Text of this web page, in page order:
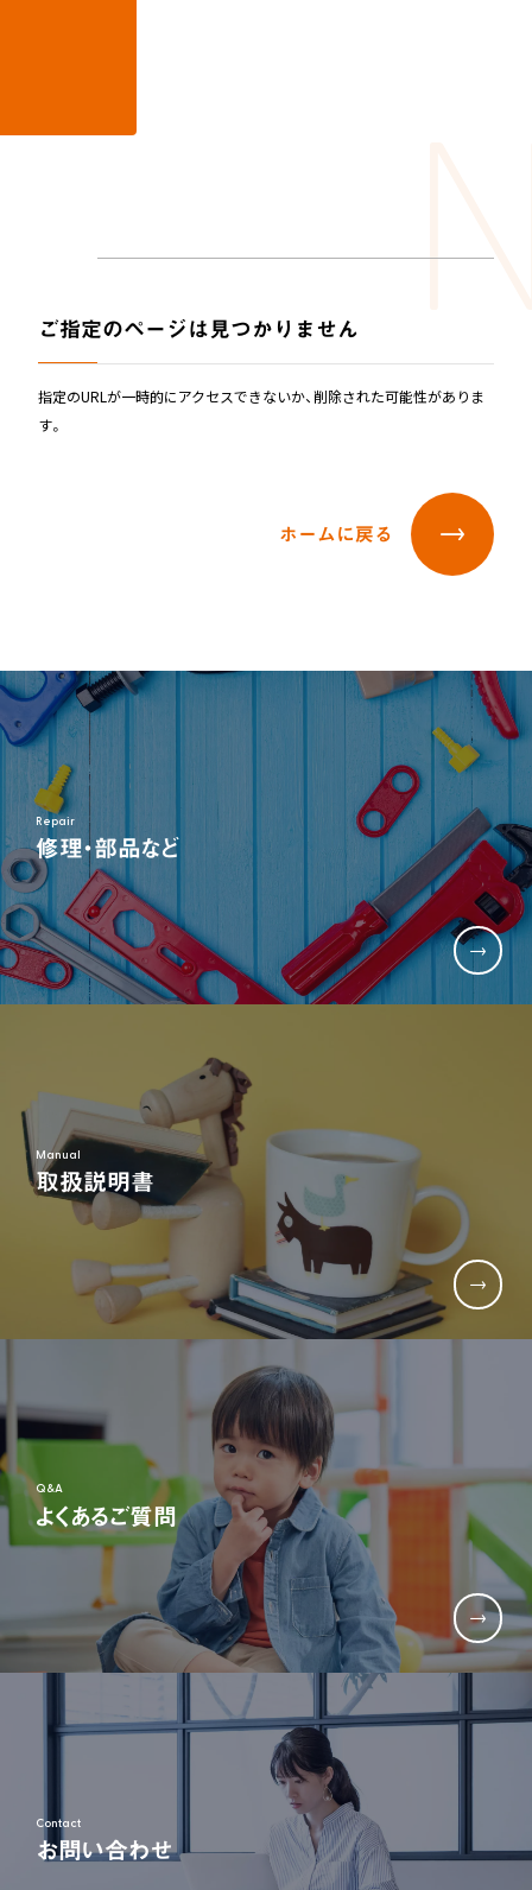
ホーム
新製品情報 お知らせ ニュースリリース
NONAKAのなか、探検隊！
NONAKAのなか、探検隊！
会社情報
乗用玩具＆電動乗用
木'sシリーズ
お客様サポート
お問い合わせ
採用情報
新卒採用
営業
商品企画
管理部門(総務、経理など)
生産部門(品質管理、生産管理、技術開発など)
キャリア採用
営業
管理部門(総務、経理など)
生産部門(品質管理、生産管理、技術開発など)
TEL:06-6791-7626
E-mail:info@nonaka-world.co.jp
Not found
ご指定のページは見つかりません
指定のURLが一時的にアクセスできないか、削除された可能性がありま
す。
ホームに戻る
Repair
修理・部品など
Manual
取扱説明書
Q&A
よくあるご質問
Contact
お問い合わせ